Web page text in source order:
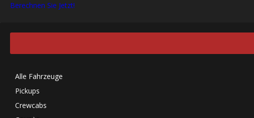
Berechnen Sie Jetzt!
Alle Fahrzeuge
Pickups
Crewcabs